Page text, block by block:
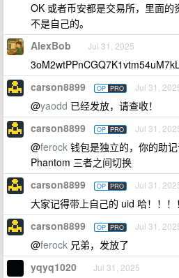
OK 或者币安都是交易所，里面
不是自己的。
AlexBob Jul 31, 2025
carson8899 OP PRO Jul 31,
@yaodd 已经发放，请查收！
carson8899 OP PRO Jul 31,
@ferock 钱包是独立的，你的助
Phantom 三者之间切换
carson8899 OP PRO Jul 31,
大家记得带上自己的 uid 哈！！！
carson8899 OP PRO Jul 31,
@ferock 兄弟，发放了
yqyq1020 Jul 31, 2025